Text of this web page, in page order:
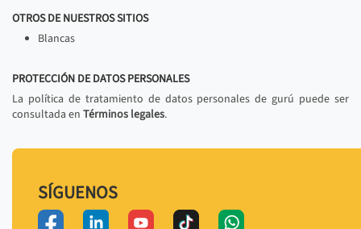
OTROS DE NUESTROS SITIOS
Blancas
PROTECCIÓN DE DATOS PERSONALES
La política de tratamiento de datos personales de gurú puede ser
consultada en Términos legales.
SÍGUENOS